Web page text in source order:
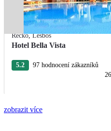
Řecko,Lesbos
Hotel Bella Vista
5.2
97 hodnocení zákazníků
zobrazit více